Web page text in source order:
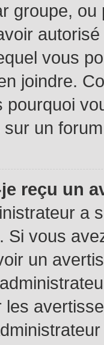
groupe, ou
vous
joindre.
pourquoi
un
reçu un
a
Si vous
un